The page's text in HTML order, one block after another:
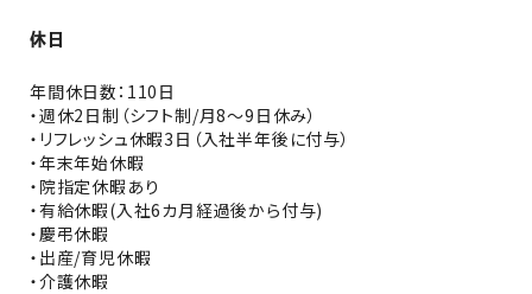
休日
年間休日数：110日
・週休2日制（シフト制/月8～9日休み）
・リフレッシュ休暇3日（入社半年後に付与）
・年末年始休暇
・院指定休暇あり
・有給休暇(入社6カ月経過後から付与)
・慶弔休暇
・出産/育児休暇
・介護休暇